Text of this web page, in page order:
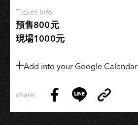
Ticket Info
預售800元
現場1000元
Add into your Google Calendar
share:
on
on
Link
Copy
Link